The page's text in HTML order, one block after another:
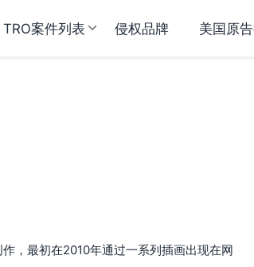
TRO案件列表 侵权品牌 美国原
，最初在2010年通过一系列插画出现在网